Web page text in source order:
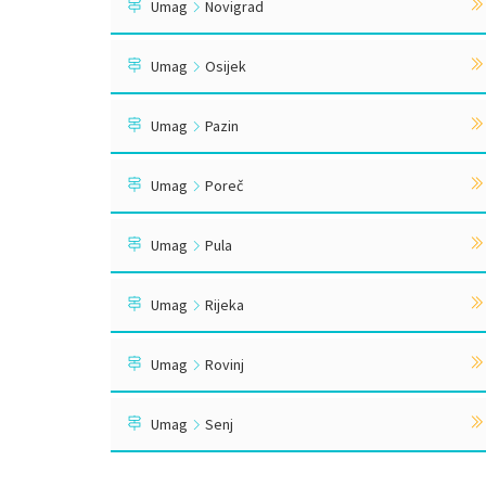
Umag Novigrad
Umag Osijek
Umag Pazin
Umag Poreč
Umag Pula
Umag Rijeka
Umag Rovinj
Umag Senj